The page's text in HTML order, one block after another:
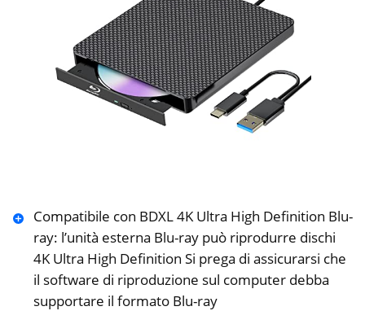
Compatibile con BDXL 4K Ultra High Definition Blu-
ray: l’unità esterna Blu-ray può riprodurre dischi
4K Ultra High Definition Si prega di assicurarsi che
il software di riproduzione sul computer debba
supportare il formato Blu-ray